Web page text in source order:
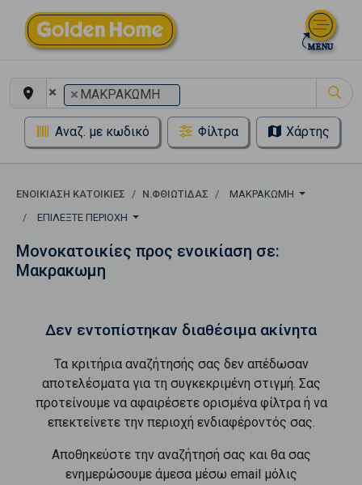
× × ΜΑΚΡΑΚΩΜΗ
Αναζ. με κωδικό Φίλτρα Χάρτης
ΕΝΟΙΚΊΑΣΗ ΚΑΤΟΙΚΊΕΣ Ν.ΦΘΙΩΤΙΔΑΣ
ΜΑΚΡΑΚΩΜΗ
ΕΠΙΛΈΞΤΕ ΠΕΡΙΟΧΉ
Μονοκατοικίες προς ενοικίαση σε:
Μακρακωμη
Δεν εντοπίστηκαν διαθέσιμα ακίνητα
Τα κριτήρια αναζήτησής σας δεν απέδωσαν
αποτελέσματα για τη συγκεκριμένη στιγμή. Σας
προτείνουμε να αφαιρέσετε ορισμένα φίλτρα ή να
επεκτείνετε την περιοχή ενδιαφέροντός σας.
Αποθηκεύστε την αναζήτησή σας και θα σας
ενημερώσουμε άμεσα μέσω email μόλις